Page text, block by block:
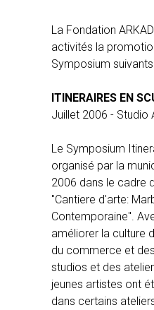
La Fondation
activités la
Symposium
ITINERAIRES EN
Juillet 2006 - Studio
Le Symposium
organisé par la
2006 dans le cadre
"Cantiere d'arte:
Contemporaine".
améliorer la culture
du commerce et
studios et des
jeunes artistes ont
dans certains